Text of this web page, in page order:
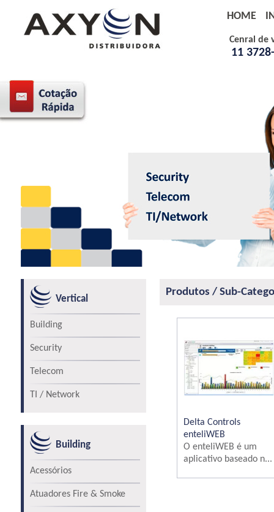
Cenral de
11
HOME
Vertical
Building
Security
Telecom
TI / Network
Building
Acessórios
Atuadores Fire & Smoke
Produtos / Sub-
Delta Controls
enteliWEB
O enteliWEB é um
aplicativo baseado n...